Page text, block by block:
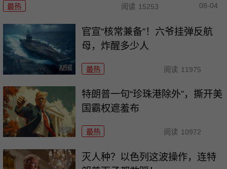
最热 阅读 15253 08-04
官宣“核常兼备”！六爷挂弹反航
母，炸醒多少人
最热 阅读 11975
特朗普一句“珍珠港除外”，撕开美
国霸权遮羞布
最热 阅读 10972
灭人种？以色列这波操作，连特